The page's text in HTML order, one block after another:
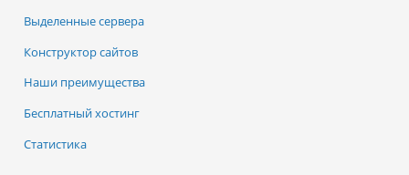
Выделенные сервера
Конструктор сайтов
Наши преимущества
Бесплатный хостинг
Статистика